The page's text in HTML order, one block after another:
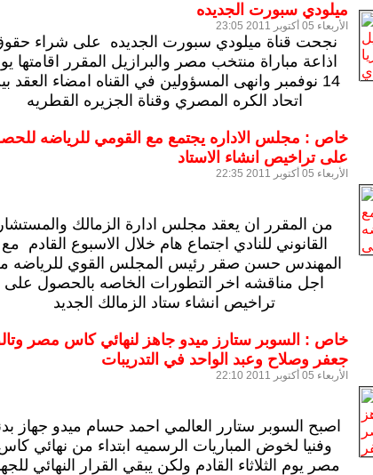
ميلودي سبورت الجديده
الأربعاء 05 أكتوبر 2011 23:05
نجحت قناة ميلودي سبورت الجديده على شراء
اذاعة مباراة منتخب مصر والبرازيل المقرر اقامتها
14 نوفمبر وانهى المسؤولين في القناه امضاء العقد
اتحاد الكره المصري وقناة الجزيره القطريه
خاص : مجلس الاداره يجتمع مع القومي للرياضه
على تراخيص انشاء الاستاد
الأربعاء 05 أكتوبر 2011 22:35
من المقرر ان يعقد مجلس ادارة الزمالك والمستشار
القانوني للنادي اجتماع هام خلال الاسبوع القادم مع
المهندس حسن صقر رئيس المجلس القوي للرياضه
اجل مناقشه اخر التطورات الخاصه بالحصول على
تراخيص انشاء ستاد الزمالك الجديد
خاص : السوبر ستارز ميدو جاهز لنهائي كاس مصر
جعفر وصلاح وعبد الواحد في التدريبات
الأربعاء 05 أكتوبر 2011 22:10
اصبح السوبر ستارر العالمي احمد حسام ميدو جهاز
وفنيا لخوض المباريات الرسميه ابتداء من نهائي
مصر يوم الثلاثاء القادم ولكن يبقي القرار النهائي